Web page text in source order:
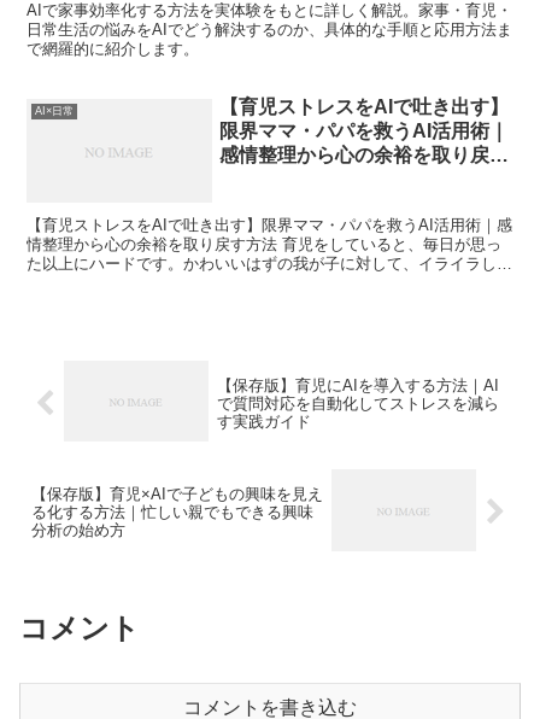
AIで家事効率化する方法を実体験をもとに詳しく解説。家事・育児・
日常生活の悩みをAIでどう解決するのか、具体的な手順と応用方法ま
で網羅的に紹介します。
AI×日常
【育児ストレスをAIで吐き出す】
限界ママ・パパを救うAI活用術｜
感情整理から心の余裕を取り戻す
【育児ストレスをAIで吐き出す】限界ママ・パパを救うAI活用術｜感
情整理から心の余裕を取り戻す方法 育児をしていると、毎日が思っ
た以上にハードです。かわいいはずの我が子に対して、イライラして
【保存版】育児にAIを導入する方法｜AI
で質問対応を自動化してストレスを減ら
す実践ガイド
【保存版】育児×AIで子どもの興味を見え
る化する方法｜忙しい親でもできる興味
分析の始め方
コメント
コメントを書き込む